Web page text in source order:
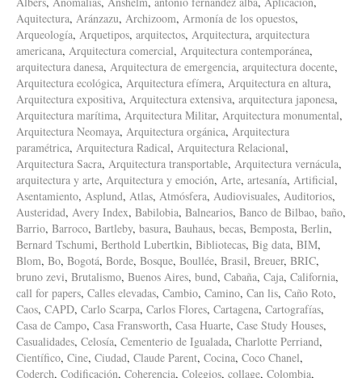
Aquitectura, Aránzazu, Archizoom, Armonía de los opuestos,
Arqueología, Arquetipos, arquitectos, Arquitectura, arquitectura
americana, Arquitectura comercial, Arquitectura contemporánea,
arquitectura danesa, Arquitectura de emergencia, arquitectura docente,
Arquitectura ecológica, Arquitectura efímera, Arquitectura en altura,
Arquitectura expositiva, Arquitectura extensiva, arquitectura japonesa,
Arquitectura marítima, Arquitectura Militar, Arquitectura monumental,
Arquitectura Neomaya, Arquitectura orgánica, Arquitectura
paramétrica, Arquitectura Radical, Arquitectura Relacional,
Arquitectura Sacra, Arquitectura transportable, Arquitectura vernácula,
arquitectura y arte, Arquitectura y emoción, Arte, artesanía, Artificial,
Asentamiento, Asplund, Atlas, Atmósfera, Audiovisuales, Auditorios,
Austeridad, Avery Index, Babilobia, Balnearios, Banco de Bilbao, baño,
Barrio, Barroco, Bartleby, basura, Bauhaus, becas, Bemposta, Berlin,
Bernard Tschumi, Berthold Lubertkin, Bibliotecas, Big data, BIM,
Blom, Bo, Bogotá, Borde, Bosque, Boullée, Brasil, Breuer, BRIC,
bruno zevi, Brutalismo, Buenos Aires, bund, Cabaña, Caja, California,
call for papers, Calles elevadas, Cambio, Camino, Can lis, Caño Roto,
Caos, CAPD, Carlo Scarpa, Carlos Flores, Cartagena, Cartografías,
Casa de Campo, Casa Fransworth, Casa Huarte, Case Study Houses,
Casualidades, Celosía, Cementerio de Igualada, Charlotte Perriand,
Científico, Cine, Ciudad, Claude Parent, Cocina, Coco Chanel,
Coderch, Codificación, Coherencia, Colegios, collage, Colombia,